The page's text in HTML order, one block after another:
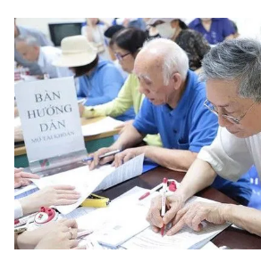
Câu chuyện quốc tế
Thị trường
Góc doanh nghiệp
Truyền hình
Phim VTV
Hậu trường
Nhân vật
Khán giả
Giải sao mai
Giải trí
Điện ảnh
Âm nhạc
Sao
Đời sống
Du lịch
Làm đẹp
Giáo dục